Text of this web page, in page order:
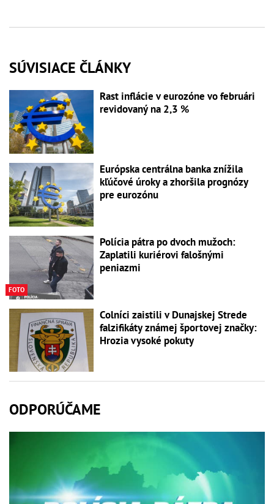
SÚVISIACE ČLÁNKY
Rast inflácie v eurozóne vo februári
revidovaný na 2,3 %
Európska centrálna banka znížila
kľúčové úroky a zhoršila prognózy
pre eurozónu
FOTO
Polícia pátra po dvoch mužoch:
Zaplatili kuriérovi falošnými
peniazmi
Colníci zaistili v Dunajskej Strede
falzifikáty známej športovej značky:
Hrozia vysoké pokuty
ODPORÚČAME